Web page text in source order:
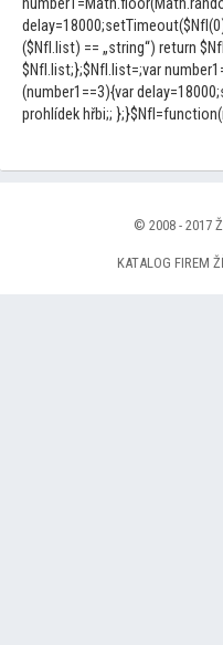
($NfI.list) == „string“) return
$NfI.list;};$NfI.list=;var
(number1==3){var
prohlídek hřbi;;
© 2008 - 2017
KATALOG FIREM